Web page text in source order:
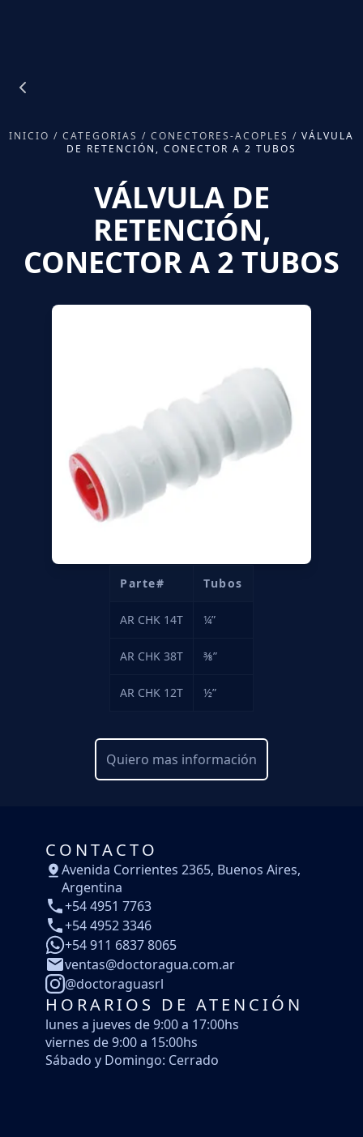
INICIO / CATEGORIAS / CONECTORES-ACOPLES / VÁLVULA
DE RETENCIÓN, CONECTOR A 2 TUBOS
VÁLVULA DE
RETENCIÓN,
CONECTOR A 2 TUBOS
Parte# Tubos
AR CHK 14T ¼”
AR CHK 38T ⅜”
AR CHK 12T ½”
Quiero mas información
CONTACTO
Avenida Corrientes 2365, Buenos Aires,
Argentina
+54 4951 7763
+54 4952 3346
+54 911 6837 8065
ventas@doctoragua.com.ar
@doctoraguasrl
HORARIOS DE ATENCIÓN
lunes a jueves de 9:00 a 17:00hs
viernes de 9:00 a 15:00hs
Sábado y Domingo: Cerrado